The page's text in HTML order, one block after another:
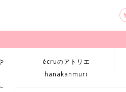
écruのアトリエ
hanakanmuri